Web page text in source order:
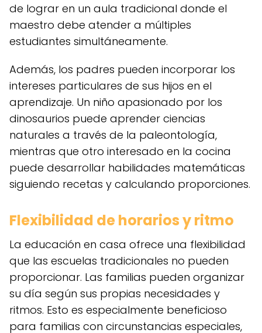
de lograr en un aula tradicional donde el
maestro debe atender a múltiples
estudiantes simultáneamente.
Además, los padres pueden incorporar los
intereses particulares de sus hijos en el
aprendizaje. Un niño apasionado por los
dinosaurios puede aprender ciencias
naturales a través de la paleontología,
mientras que otro interesado en la cocina
puede desarrollar habilidades matemáticas
siguiendo recetas y calculando proporciones.
Flexibilidad de horarios y ritmo
La educación en casa ofrece una flexibilidad
que las escuelas tradicionales no pueden
proporcionar. Las familias pueden organizar
su día según sus propias necesidades y
ritmos. Esto es especialmente beneficioso
para familias con circunstancias especiales,